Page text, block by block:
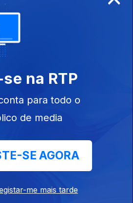
Ep. 11
(Nova Zelândia)
08 jul. 2013
na RTP
para todo o
de media
SE AGORA
me mais tarde